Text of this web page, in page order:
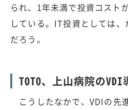
られ、1年未満で投資コスト
している。IT投資としては
だろう。
TOTO、上山病院のVDI
こうしたなかで、VDIの先